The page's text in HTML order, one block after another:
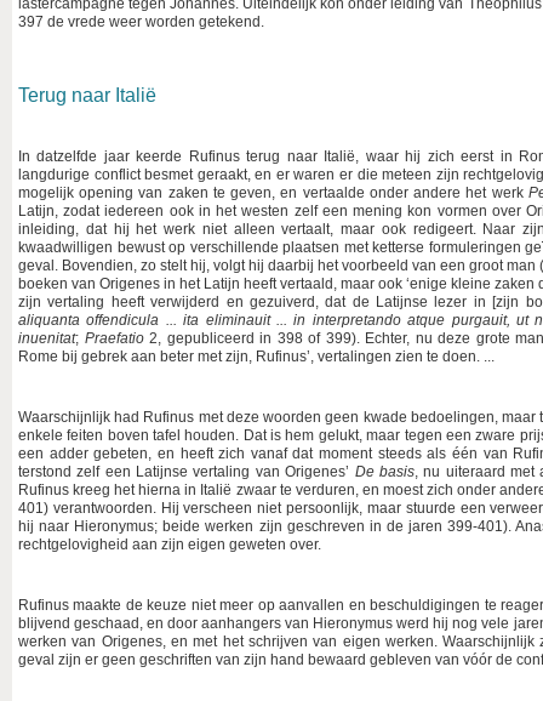
lastercampagne tegen Johannes. Uiteindelijk kon onder leiding van
397 de vrede weer worden getekend.
Terug naar Italië
In datzelfde jaar keerde Rufinus terug naar Italië, waar hij zich eerst in
langdurige conflict besmet geraakt, en er waren er die meteen zijn
mogelijk opening van zaken te geven, en vertaalde onder andere het werk
Latijn, zodat iedereen ook in het westen zelf een mening kon vormen over
inleiding, dat hij het werk niet alleen vertaalt, maar ook redigeert. Naar
kwaadwilligen bewust op verschillende plaatsen met ketterse formuleringen
geval. Bovendien, zo stelt hij, volgt hij daarbij het voorbeeld van een groot
boeken van Origenes in het Latijn heeft vertaald, maar ook ‘enige kleine
zijn vertaling heeft verwijderd en gezuiverd, dat de Latijnse lezer in [zijn
aliquanta offendicula ... ita eliminauit ... in interpretando atque purgauit,
inuenitat; Praefatio2, gepubliceerd in 398 of 399). Echter, nu deze grote
Rome bij gebrek aan beter met zijn, Rufinus’, vertalingen zien te doen. ...
Waarschijnlijk had Rufinus met deze woorden geen kwade bedoelingen,
enkele feiten boven tafel houden. Dat is hem gelukt, maar tegen een zware
een adder gebeten, en heeft zich vanaf dat moment steeds als één van
terstond zelf een Latijnse vertaling van Origenes’ De basis, nu uiteraard met
Rufinus kreeg het hierna in Italië zwaar te verduren, en moest zich onder
401) verantwoorden. Hij verscheen niet persoonlijk, maar stuurde een
hij naar Hieronymus; beide werken zijn geschreven in de jaren 399-401).
rechtgelovigheid aan zijn eigen geweten over.
Rufinus maakte de keuze niet meer op aanvallen en beschuldigingen te
blijvend geschaad, en door aanhangers van Hieronymus werd hij nog vele
werken van Origenes, en met het schrijven van eigen werken.
geval zijn er geen geschriften van zijn hand bewaard gebleven van vóór de